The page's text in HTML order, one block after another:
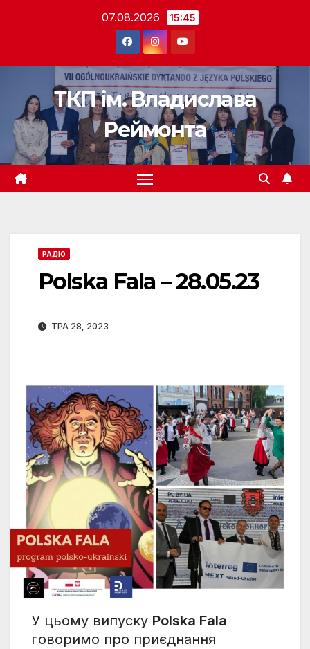
07.08.2026 15:45
ТКП ім. Владислава
Реймонта
РАДІО
Polska Fala – 28.05.23
ТРА 28, 2023
У цьому випуску Polska Fala
говоримо про приєднання